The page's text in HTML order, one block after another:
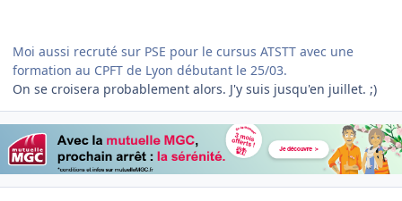
Moi aussi recruté sur PSE pour le cursus ATSTT avec une
formation au CPFT de Lyon débutant le 25/03.
On se croisera probablement alors. J'y suis jusqu'en juillet. ;)